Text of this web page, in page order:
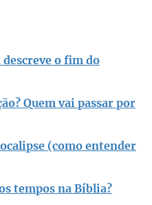
o fim do
Quem vai passar por
(como entender
tempos na Bíblia?